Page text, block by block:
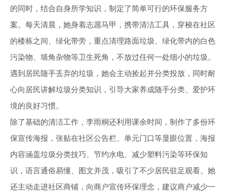
的同时，结合自身所学知识，制定了简单可行的环保服务方
案。每天清晨，她身着志愿马甲，携带清洁工具，穿梭在社区
的楼栋之间、绿化带旁，重点清理路面垃圾、绿化带内的白色
污染物、墙角杂物等卫生死角，不放过任何一处细小的垃圾。
遇到居民随手丢弃的垃圾，她会主动捡起并分类投放，同时耐
心向居民讲解垃圾分类知识，引导大家养成随手分类、爱护环
境的良好习惯。
除了基础的清洁工作，李雨桐还利用课余时间，制作了多份环
保宣传海报，张贴在社区公告栏、单元门口等显眼位置，海报
内容涵盖垃圾分类技巧、节约水电、减少塑料污染等环保知
识，语言通俗易懂、图文并茂，吸引了不少居民驻足观看。她
还主动走进社区商铺，向商户宣传环保理念，建议商户减少一